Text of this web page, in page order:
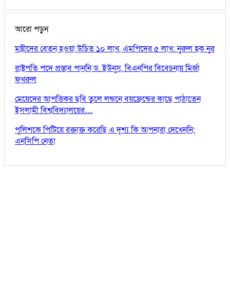
আরো পড়ুন
মন্ত্রীদের বেতন হওয়া উচিত ১০ লাখ, এমপিদের ৫ লাখ: নুরুল হক নুর
রাষ্ট্রপতি পদে প্রস্তাব পাননি ড. ইউনূস, বিএনপির বিবেচনায় মির্জা
ফখরুল
মেয়েদের আপত্তিকর ছবি তুলে লন্ডনে বয়ফ্রেন্ডের কাছে পাঠাতেন
ইসলামী বিশ্ববিদ্যালয়ের…
পুলিশকে পিটিয়ে রক্তাক্ত করেছি এ দৃশ্য কি আপনারা দেখেননি:
এনসিপি নেতা